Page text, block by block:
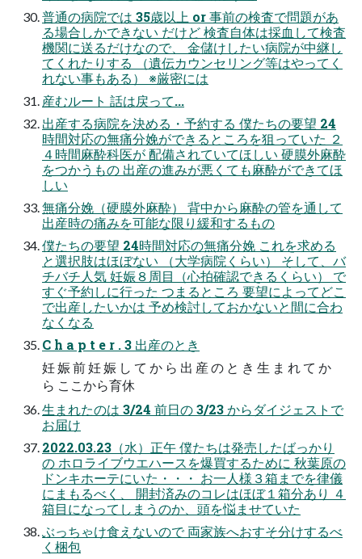
普通の病院では 35歳以上 or 事前の検査で問題があ
る場合しかできない だけど 検査自体は採血して検査
機関に送るだけなので、 金儲けしたい病院が中継し
てくれたりする （遺伝カウンセリング等はやってく
れない事もある） ※厳密には
産むルート 話は戻って...
出産する病院を決める・予約する 僕たちの要望 24
時間対応の無痛分娩ができるところを狙っていた ２
４時間麻酔科医が 配備されていてほしい 硬膜外麻酔
をつかうもの 出産の進みが悪くても麻酔ができてほ
しい
無痛分娩（硬膜外麻酔） 背中から麻酔の管を通して
出産時の痛みを可能な限り緩和するもの
僕たちの要望 24時間対応の無痛分娩 これを求める
と選択肢はほぼない （大学病院くらい） そして、バ
チバチ人気 妊娠８周目（心拍確認できるくらい） で
すぐ予約しに行った つまるところ 要望によってどこ
で出産したいかは 予め検討しておかないと間に合わ
なくなる
C h a p t e r . 3 出産のとき
妊 娠 前 妊 娠 し て か ら 出 産 の と き 生 ま れ て か
ら ここから育休
生まれたのは 3/24 前日の 3/23 からダイジェストで
お届け
2022.03.23（水）正午 僕たちは発売したばっかり
の ホロライブウエハースを爆買するために 秋葉原の
ドンキホーテにいた・・・ お一人様３箱までを律儀
にまもるべく、 開封済みのコレはほぼ１箱分あり ４
箱目になってしまうのか、頭を悩ませていた
ぶっちゃけ食えないので 両家族へおすそ分けするべ
く梱包